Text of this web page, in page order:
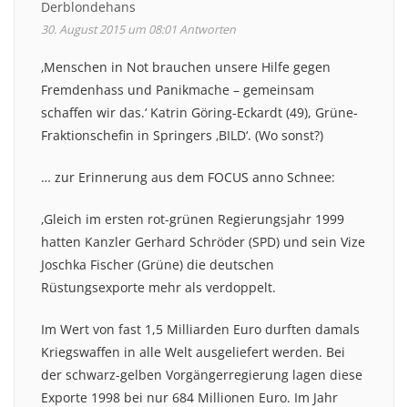
Derblondehans
30. August 2015 um 08:01Antworten
‚Menschen in Not brauchen unsere Hilfe gegen
Fremdenhass und Panikmache – gemeinsam
schaffen wir das.‘ Katrin Göring-Eckardt (49), Grüne-
Fraktionschefin in Springers ‚BILD‘. (Wo sonst?)
… zur Erinnerung aus dem FOCUS anno Schnee:
‚Gleich im ersten rot-grünen Regierungsjahr 1999
hatten Kanzler Gerhard Schröder (SPD) und sein Vize
Joschka Fischer (Grüne) die deutschen
Rüstungsexporte mehr als verdoppelt.
Im Wert von fast 1,5 Milliarden Euro durften damals
Kriegswaffen in alle Welt ausgeliefert werden. Bei
der schwarz-gelben Vorgängerregierung lagen diese
Exporte 1998 bei nur 684 Millionen Euro. Im Jahr